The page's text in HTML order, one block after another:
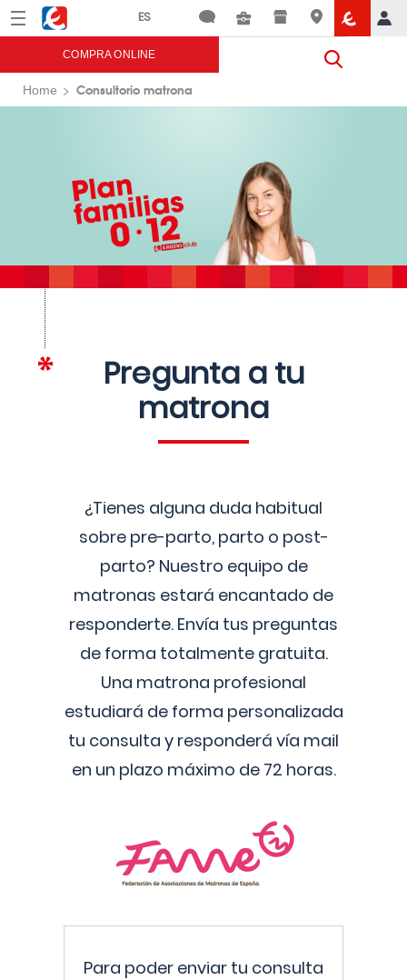
Menú Eroski
COMPRA ONLINE
Home Consultorio matrona
Pregunta a tu
matrona
¿Tienes alguna duda habitual
sobre pre-parto, parto o post-
parto? Nuestro equipo de
matronas estará encantado de
responderte. Envía tus preguntas
de forma totalmente gratuita.
Una matrona profesional
estudiará de forma personalizada
tu consulta y responderá vía mail
en un plazo máximo de 72 horas.
Para poder enviar tu consulta